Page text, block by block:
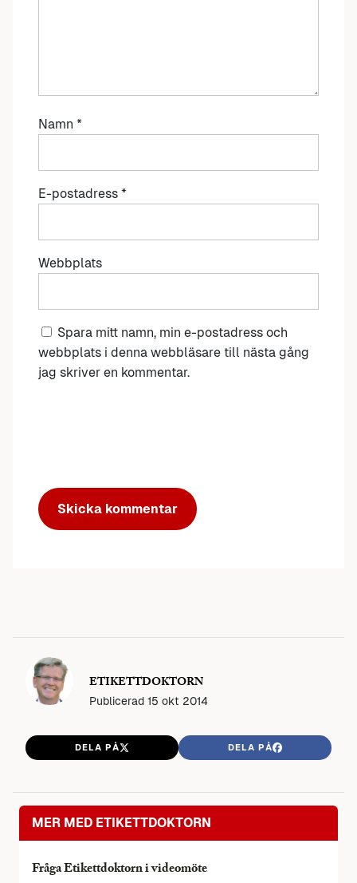
Namn *
E-postadress *
Webbplats
Spara mitt namn, min e-postadress och
webbplats i denna webbläsare till nästa gång
jag skriver en kommentar.
ETIKETTDOKTORN
Publicerad 15 okt 2014
DELA PÅ DELA PÅ
MER MED ETIKETTDOKTORN
Fråga Etikettdoktorn i videomöte